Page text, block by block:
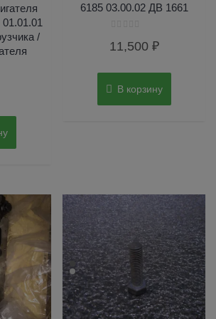
/
6185 03.00.02 ДВ 1661
0
11,500 ₽
В корзину